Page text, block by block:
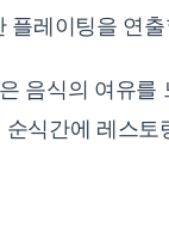
플레이팅을 연
음식의 여유를
식간에 레스토